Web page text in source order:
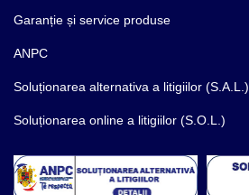
Garanție și service produse
ANPC
Soluționarea alternativa a litigiilor (S.A.L.)
Soluționarea online a litigiilor (S.O.L.)